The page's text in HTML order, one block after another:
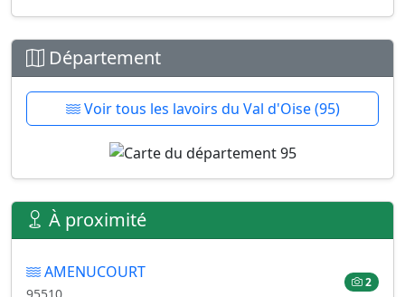
Département
Voir tous les lavoirs du Val d'Oise (95)
À proximité
AMENUCOURT
2